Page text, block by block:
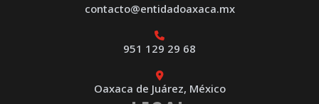
contacto@entidadoaxaca.mx
951 129 29 68
Oaxaca de Juárez, México